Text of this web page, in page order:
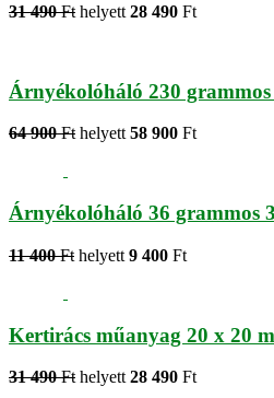
31 490 Ft helyett 28 490 Ft
Árnyékolóháló 230
64 900 Ft helyett 58 900 Ft
Árnyékolóháló 36 grammos
11 400 Ft helyett 9 400 Ft
Kertirács műanyag 20 x 20
31 490 Ft helyett 28 490 Ft